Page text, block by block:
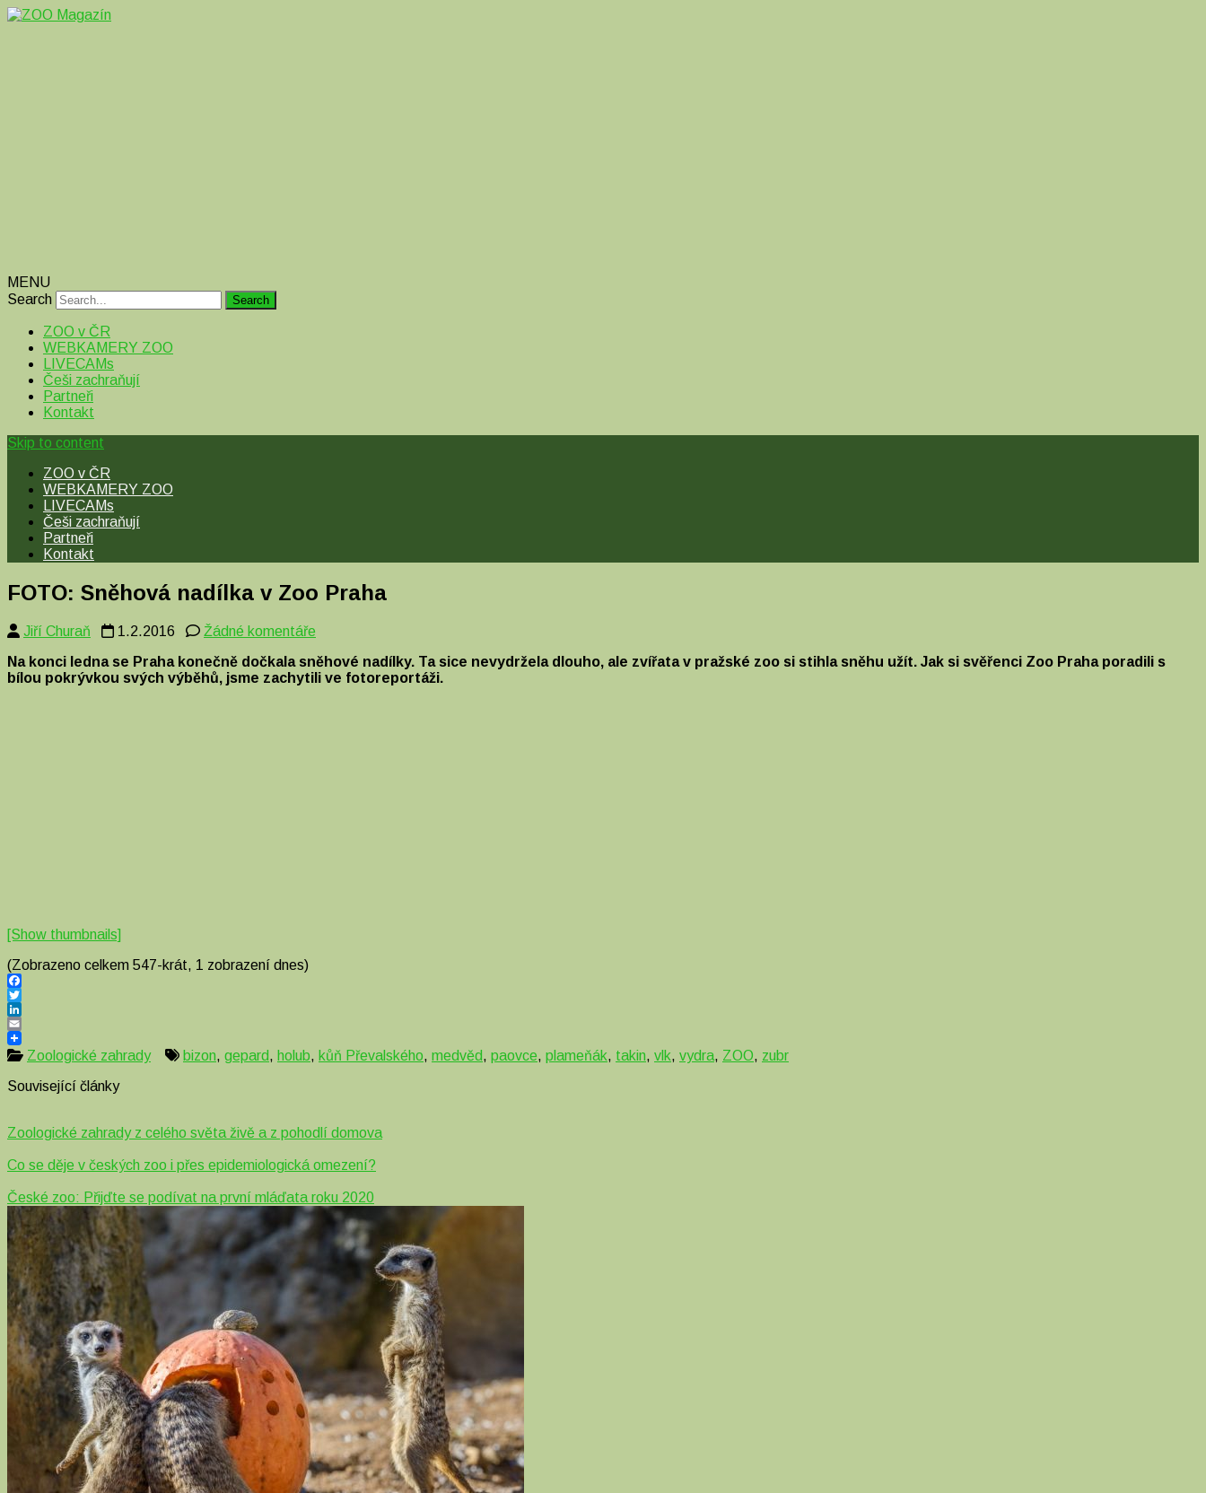
MENU
Search
ZOO v ČR
WEBKAMERY ZOO
LIVECAMs
Češi zachraňují
Partneři
Kontakt
Skip to content
ZOO v ČR
WEBKAMERY ZOO
LIVECAMs
Češi zachraňují
Partneři
Kontakt
FOTO: Sněhová nadílka v Zoo Praha
Jiří Churaň 1.2.2016 Žádné komentáře
s
názvem
Na konci ledna se Praha konečně dočkala sněhové nadílky. Ta sice nevydržela dlouho, ale zvířata v pražské zoo si stihla sněhu užít. Jak si svěřenci Zoo Praha poradili s
bílou pokrývkou svých výběhů, jsme zachytili ve fotoreportáži.
[Show thumbnails]
(Zobrazeno celkem 547-krát, 1 zobrazení dnes)
Facebook
Twitter
LinkedIn
Email
Zoologické zahrady
bizon, gepard, holub, kůň Převalského, medvěd, paovce, plameňák, takin, vlk, vydra, ZOO, zubr
Související články
Zoologické zahrady z celého světa živě a z pohodlí domova
Co se děje v českých zoo i přes epidemiologická omezení?
České zoo: Přijďte se podívat na první mláďata roku 2020